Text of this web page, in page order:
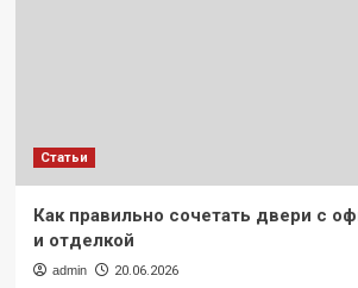
Статьи
Как правильно сочетать двери с
и отделкой
admin 20.06.2026